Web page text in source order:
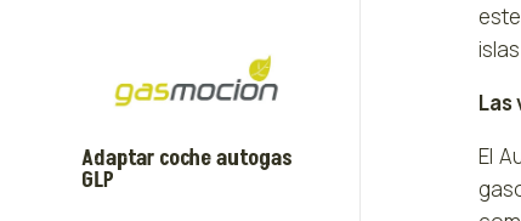
Adaptar coche autogas
GLP
Las
El